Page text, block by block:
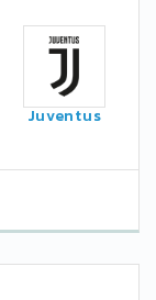
Juventus